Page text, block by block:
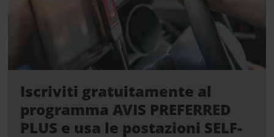
Iscriviti gratuitamente al
programma AVIS PREFERRED
PLUS e usa le postazioni SELF-